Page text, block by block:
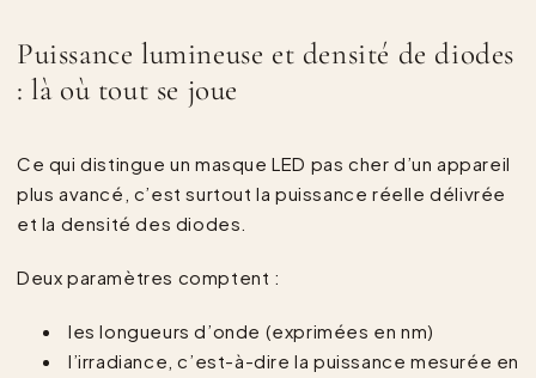
Puissance lumineuse et densité de diodes
: là où tout se joue
Ce qui distingue un masque LED pas cher d’un appareil
plus avancé, c’est surtout la puissance réelle délivrée
et la densité des diodes.
Deux paramètres comptent :
les longueurs d’onde (exprimées en nm)
l’irradiance, c’est-à-dire la puissance mesurée en